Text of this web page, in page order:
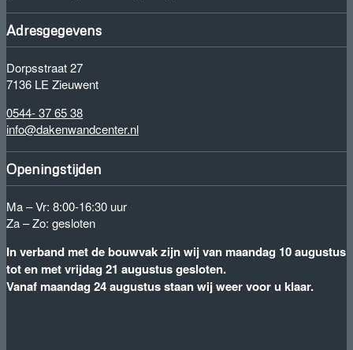
Adresgegevens
Dorpsstraat 27
7136 LE Zieuwent
0544- 37 65 38
info@dakenwandcenter.nl
Openingstijden
Ma – Vr: 8:00-16:30 uur
Za – Zo: gesloten
In verband met de bouwvak zijn wij van maandag 10 augustus
tot en met vrijdag 21 augustus gesloten.
Vanaf maandag 24 augustus staan wij weer voor u klaar.